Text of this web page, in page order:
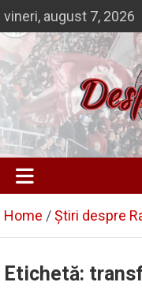
to
content
vineri, august 7, 2026
Despre
Si doar … despre
Home Știri despre
Etichetă: